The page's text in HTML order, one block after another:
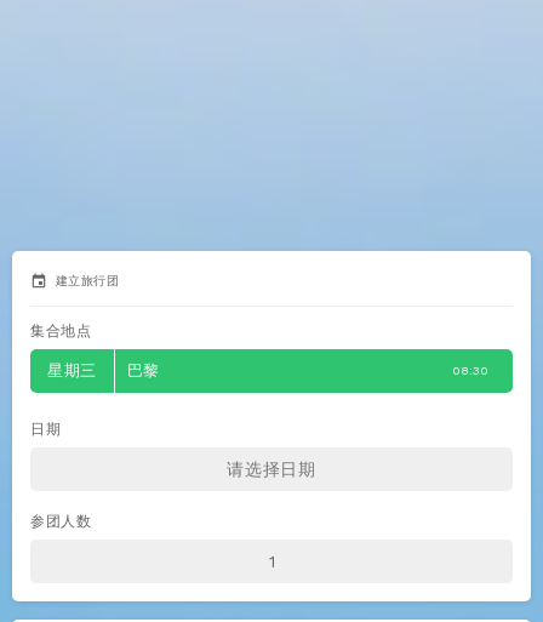
event 建立旅行团
集合地点
星期三 巴黎 08:30
日期
参团人数